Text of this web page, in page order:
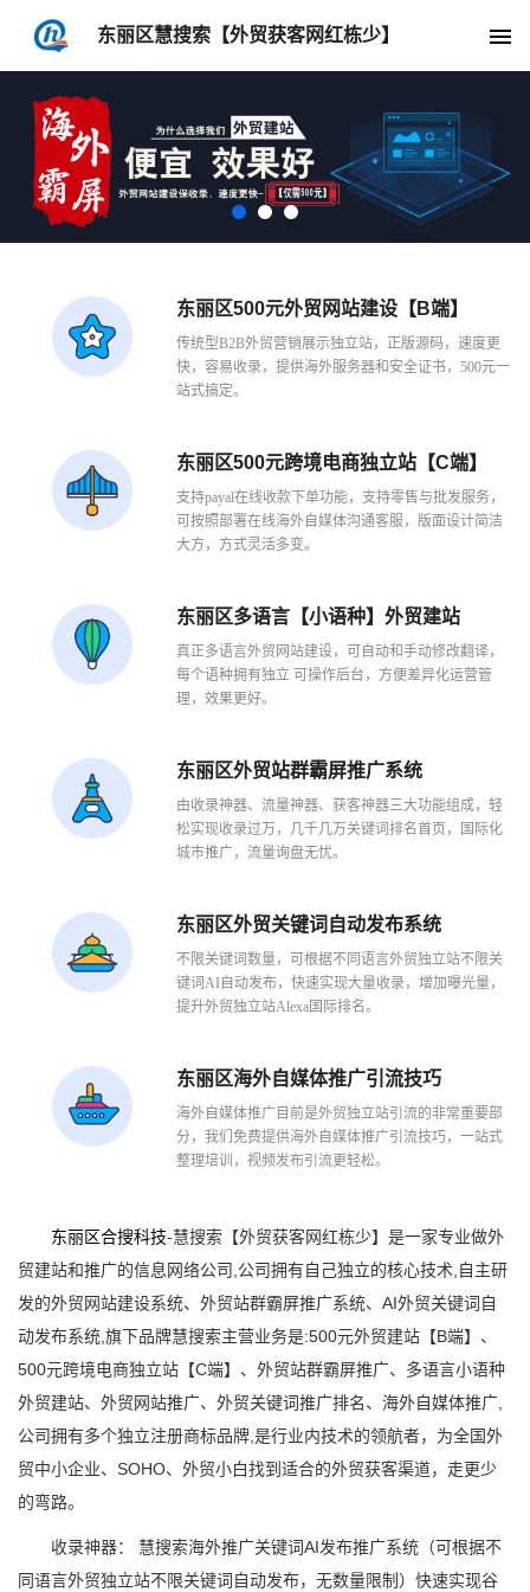
东丽区慧搜索【外贸获客网红栋少】
1 2 3
东丽区500元外贸网站建设【B端】
传统型B2B外贸营销展示独立站，正版源码，速度更
快，容易收录，提供海外服务器和安全证书，500元一
站式搞定。
东丽区500元跨境电商独立站【C端】
支持payal在线收款下单功能，支持零售与批发服务，
可按照部署在线海外自媒体沟通客服，版面设计简洁
大方，方式灵活多变。
东丽区多语言【小语种】外贸建站
真正多语言外贸网站建设，可自动和手动修改翻译，
每个语种拥有独立 可操作后台，方便差异化运营管
理，效果更好。
东丽区外贸站群霸屏推广系统
由收录神器、流量神器、获客神器三大功能组成，轻
松实现收录过万，几千几万关键词排名首页，国际化
城市推广，流量询盘无忧。
东丽区外贸关键词自动发布系统
不限关键词数量，可根据不同语言外贸独立站不限关
键词AI自动发布，快速实现大量收录，增加曝光量，
提升外贸独立站Alexa国际排名。
东丽区海外自媒体推广引流技巧
海外自媒体推广目前是外贸独立站引流的非常重要部
分，我们免费提供海外自媒体推广引流技巧，一站式
整理培训，视频发布引流更轻松。
东丽区合搜科技-慧搜索【外贸获客网红栋少】是一家专业做外
贸建站和推广的信息网络公司,公司拥有自己独立的核心技术,自主研
发的外贸网站建设系统、外贸站群霸屏推广系统、AI外贸关键词自
动发布系统,旗下品牌慧搜索主营业务是:500元外贸建站【B端】、
500元跨境电商独立站【C端】、外贸站群霸屏推广、多语言小语种
外贸建站、外贸网站推广、外贸关键词推广排名、海外自媒体推广,
公司拥有多个独立注册商标品牌,是行业内技术的领航者，为全国外
贸中小企业、SOHO、外贸小白找到适合的外贸获客渠道，走更少
的弯路。
收录神器： 慧搜索海外推广关键词AI发布推广系统（可根据不
同语言外贸独立站不限关键词自动发布，无数量限制）快速实现谷